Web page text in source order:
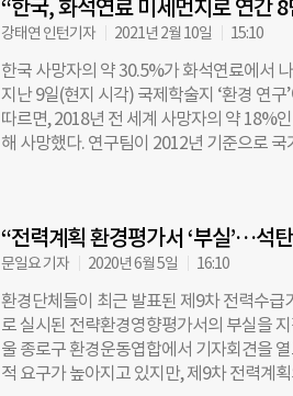
됐다고 밝혔다. 이는 1990년 230만 명 대비
년, 파키스탄 3.9년, 싱가포르 3.8년 등이 뒤
중국은 지난 2013년부터 대기오염에 대한
29% 줄여, 평균 기대 수명이 1.5년 증가했
줄어 평균 기대 수명이 4개월 늘어났다. 대
정한 대기 질 기준을 바탕으로 계산됐다.
권고한다. 인간이 해당 기준을 넘는 초미세
상이 나타날 수 있다. WHO 산하 국제암연
물 처리에 따른 연기와 재 등을 꼽았다. 미
“한국, 화석연료 미세먼지로 연간
강태연 인턴기자 2021년 2월 10일 15:10
한국 사망자의 약 30.5%가 화석연료에서
지난 9일(현지 시각) 국제학술지 ‘환경 연
따르면, 2018년 전 세계 사망자의 약 18%
해 사망했다. 연구팀이 2012년 기준으로 국
국(38.8)이 뒤를 이었다. 연구진은 “중국의
세먼지 농도가 2012년의 절반 수준인 31.2
다”고 설명했다. 이번 연구를 위해 하버드
의 격자로 나누고 한 격자마다 오염도를 관
험대 박사는 “전 세계의 미세먼지 평균치
오염물질이 있는지, 그 지역에 몇 명의 사
시하고자 했다”라며 “이를 통해 지역별 오
“전력계획 환경평가서 ‘부실’…석
문일요 기자 2020년 6월 5일 16:10
환경단체들이 최근 발표된 제9차 전력수
로 실시된 전략환경영향평가서의 부실을
울 종로구 환경운동엽합에서 기자회견을
적 요구가 높아지고 있지만, 제9차 전력계